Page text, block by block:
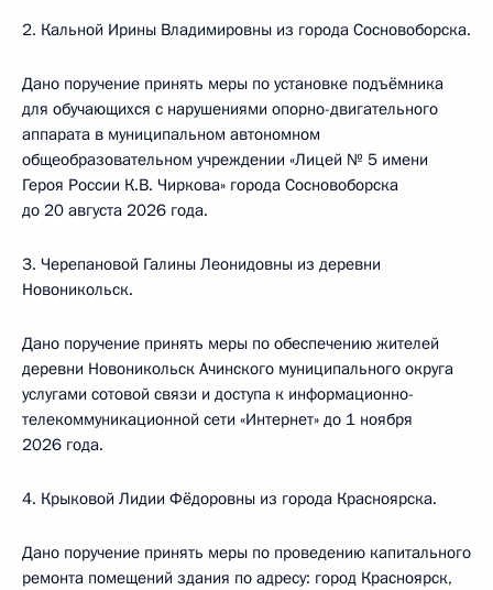
2. Кальной Ирины Владимировны из города Сосновоборска.
Дано поручение принять меры по установке подъёмника
для обучающихся с нарушениями опорно-двигательного
аппарата в муниципальном автономном
общеобразовательном учреждении «Лицей № 5 имени
Героя России К.В. Чиркова» города Сосновоборска
до 20 августа 2026 года.
3. Черепановой Галины Леонидовны из деревни
Новоникольск.
Дано поручение принять меры по обеспечению жителей
деревни Новоникольск Ачинского муниципального округа
услугами сотовой связи и доступа к информационно-
телекоммуникационной сети «Интернет» до 1 ноября
2026 года.
4. Крыковой Лидии Фёдоровны из города Красноярска.
Дано поручение принять меры по проведению капитального
ремонта помещений здания по адресу: город Красноярск,